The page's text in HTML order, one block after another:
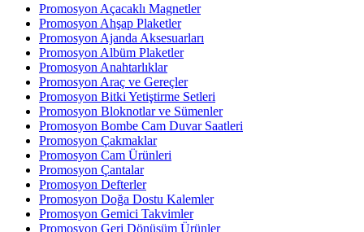
Promosyon Açacaklı Magnetler
Promosyon Ahşap Plaketler
Promosyon Ajanda Aksesuarları
Promosyon Albüm Plaketler
Promosyon Anahtarlıklar
Promosyon Araç ve Gereçler
Promosyon Bitki Yetiştirme Setleri
Promosyon Bloknotlar ve Sümenler
Promosyon Bombe Cam Duvar Saatleri
Promosyon Çakmaklar
Promosyon Cam Ürünleri
Promosyon Çantalar
Promosyon Defterler
Promosyon Doğa Dostu Kalemler
Promosyon Gemici Takvimler
Promosyon Geri Dönüşüm Ürünler